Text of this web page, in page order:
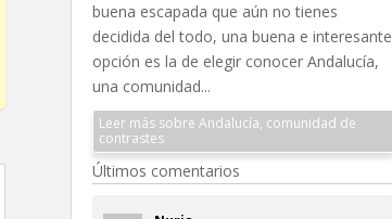
buena escapada que aún no tienes
decidida del todo, una buena e interesante
opción es la de elegir conocer Andalucía,
una comunidad...
Leer más sobre Andalucía, comunidad de
contrastes
Últimos comentarios